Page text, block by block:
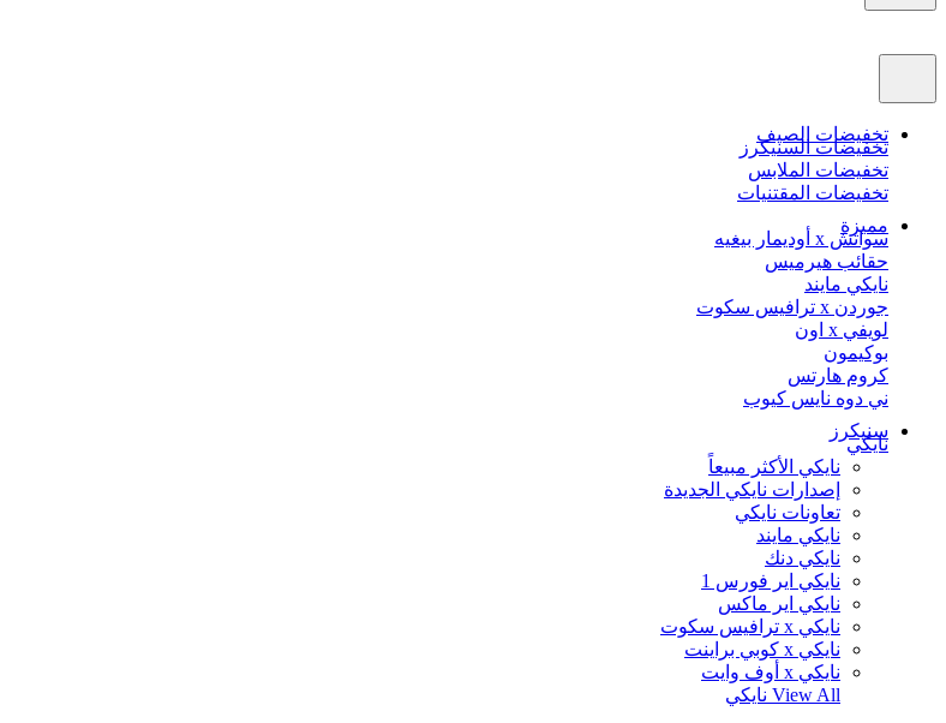
تخفيضات الصيف
تخفيضات السنيكرز
تخفيضات الملابس
تخفيضات المقتنيات
مميزة
سواتش x أوديمار بيغيه
حقائب هيرميس
نايكي مايند
جوردن x ترافيس سكوت
لويفي x اون
بوكيمون
كروم هارتس
ني دوه نايس كيوب
سنيكرز
نايكي
نايكي الأكثر مبيعاً
إصدارات نايكي الجديدة
تعاونات نايكي
نايكي مايند
نايكي دنك
نايكي اير فورس 1
نايكي اير ماكس
نايكي x ترافيس سكوت
نايكي x كوبي براينت
نايكي x أوف وايت
View All نايكي